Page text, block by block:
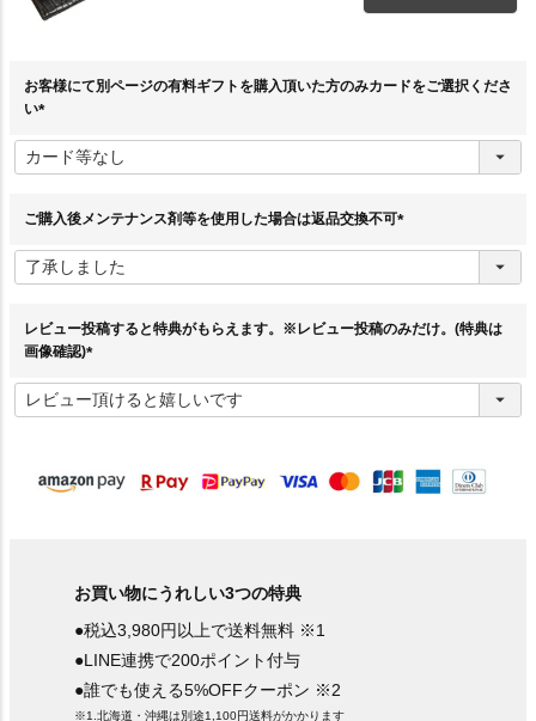
お客様にて別ページの有料ギフトを購入頂いた方のみカードをご選択くださ
い
必
須
ご購入後メンテナンス剤等を使用した場合は返品交換不可
須
レビュー投稿すると特典がもらえます。※レビュー投稿のみだけ。(特典は
画像確認)
必
須
お買い物にうれしい3つの特典
●税込3,980円以上で送料無料 ※1
●LINE連携で200ポイント付与
●誰でも使える5%OFFクーポン ※2
※1.北海道・沖縄は別途1,100円送料がかかります